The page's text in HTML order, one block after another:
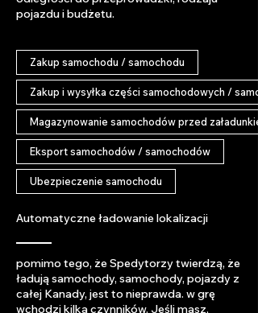
pojazdu i budżetu.
Zakup samochodu / samochodu
Zakup i wysyłka części samochodowych /
Magazynowanie samochodów przed
Eksport samochodów / samochodów
Ubezpieczenie samochodu
Automatyczne ładowanie lokalizacji
pomimo tego, że Spedytorzy twierdzą, że
ładują samochody, samochody, pojazdy z
całej Kanady, jest to nieprawda. w grę
wchodzi kilka czynników. Jeśli masz,